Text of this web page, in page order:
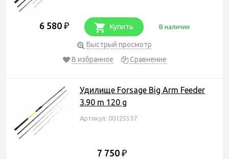
6 580 ₽ Купить В наличии
Быстрый просмотр
В избранное
Сравнение
Удилище Forsage Big Arm Feeder
3.90 m 120 g
Артикул: 00125537
7 750 ₽